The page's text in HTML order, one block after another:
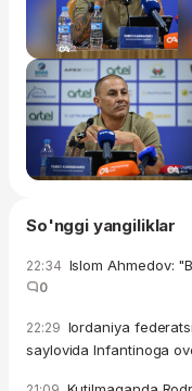
So'nggi yangiliklar
22:34 Islom Ahmedov:
0
22:29 Iordaniya
saylovida Infantinoga